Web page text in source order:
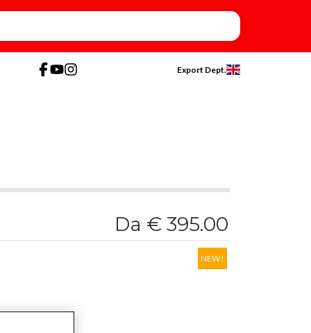
Export Dept.
Da € 395.00
NEW!